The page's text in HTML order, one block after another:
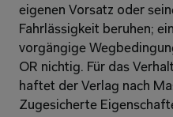
eigenen Vorsatz oder
Fahrlässigkeit beruhen;
vorgängige
OR nichtig. Für das
haftet der Verlag nach
Zugesicherte